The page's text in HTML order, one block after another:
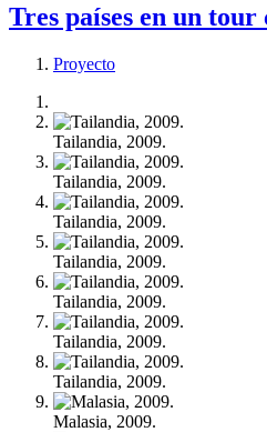
Tres países en un
Proyecto
Tailandia, 2009.
Tailandia, 2009.
Tailandia, 2009.
Tailandia, 2009.
Tailandia, 2009.
Tailandia, 2009.
Tailandia, 2009.
Malasia, 2009.